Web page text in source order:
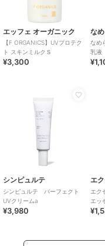
エッフェ オーガニック
【F ORGANICS】UVプロテク
ト スキンミルクＳ
¥3,300
な
なめ
乳液
シンピュルテ
シンピュルテ パーフェクト
UVクリームa
¥3,980
エ
エク
エッ